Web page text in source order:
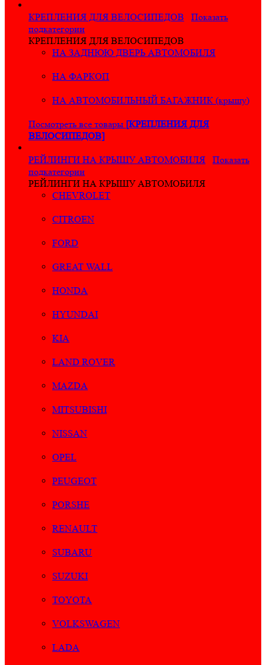
КРЕПЛЕНИЯ ДЛЯ ВЕЛОСИПЕДОВ
Показать
подкатегории
КРЕПЛЕНИЯ ДЛЯ ВЕЛОСИПЕДОВ
НА ЗАДНЮЮ ДВЕРЬ АВТОМОБИЛЯ
НА ФАРКОП
НА АВТОМОБИЛЬНЫЙ БАГАЖНИК (крышу)
Посмотреть все товары [КРЕПЛЕНИЯ ДЛЯ
ВЕЛОСИПЕДОВ]
РЕЙЛИНГИ НА КРЫШУ АВТОМОБИЛЯ
Показать
подкатегории
РЕЙЛИНГИ НА КРЫШУ АВТОМОБИЛЯ
CHEVROLET
CITROEN
FORD
GREAT WALL
HONDA
HYUNDAI
KIA
LAND ROVER
MAZDA
MITSUBISHI
NISSAN
OPEL
PEUGEOT
PORSHE
RENAULT
SUBARU
SUZUKI
TOYOTA
VOLKSWAGEN
LADA